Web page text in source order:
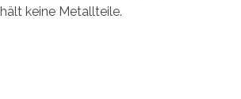
keine Metallteile.